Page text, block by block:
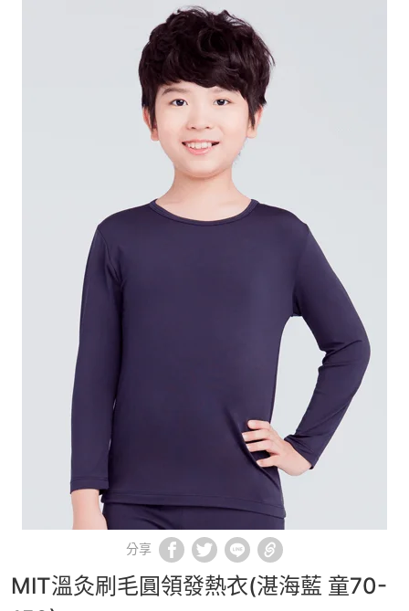
分享
MIT溫灸刷毛圓領發熱衣(湛海藍 童70-